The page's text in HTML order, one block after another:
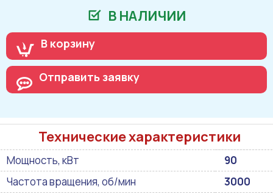
В НАЛИЧИИ
В корзину
Отправить заявку
Технические характеристики
Мощность, кВт
90
Частота вращения, об/мин
3000